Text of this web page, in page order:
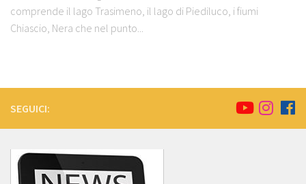
comprende il lago Trasimeno, il lago di Piediluco, i fiumi
Chiascio, Nera che nel punto...
SEGUICI: